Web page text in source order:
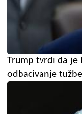
Trump tvrdi da je
odbacivanje tužbe